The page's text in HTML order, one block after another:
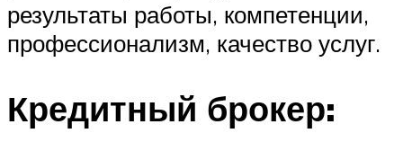
результаты работы, компетенции,
профессионализм, качество услуг.
Кредитный брокер: